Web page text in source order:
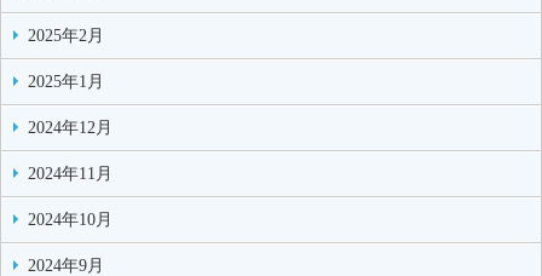
2025年2月
2025年1月
2024年12月
2024年11月
2024年10月
2024年9月